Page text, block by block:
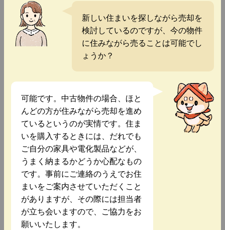
新しい住まいを探しながら売却を
検討しているのですが、今の物件
に住みながら売ることは可能でし
ょうか？
可能です。中古物件の場合、ほと
んどの方が住みながら売却を進め
ているというのが実情です。住ま
いを購入するときには、だれでも
ご自分の家具や電化製品などが、
うまく納まるかどうか心配なもの
です。事前にご連絡のうえでお住
まいをご案内させていただくこと
がありますが、その際には担当者
が立ち会いますので、ご協力をお
願いいたします。